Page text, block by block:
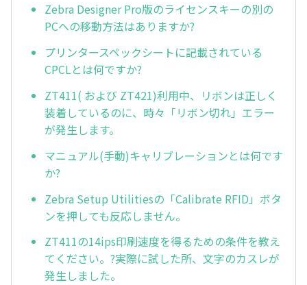
Zebra Designer Pro版のライセンスキーの別の
PCへの移動方法はありますか?
プリンタースペックシートに記載されている
CPCLとは何ですか?
ZT411( および ZT421)利用中、リボンは正しく
装着しているのに、時々「リボン切れ」エラー
が発生します。
マニュアル(手動)キャリブレーションとは何です
か?
Zebra Setup Utilitiesの「Calibrate RFID」ボタ
ンを押しても反応しません。
ZT411の14ips印刷速度を得るための条件を教え
てください。?実際に試した所、文字のカスレが
発生しました。